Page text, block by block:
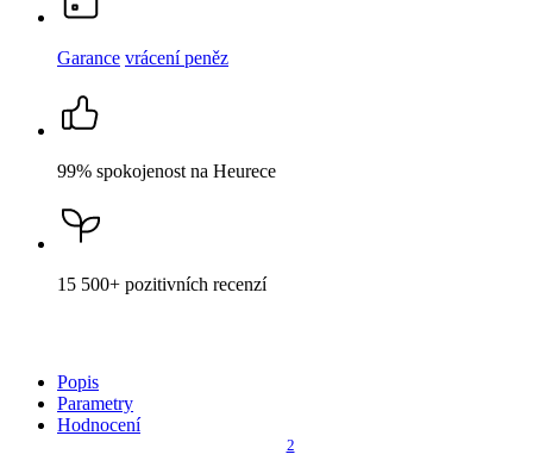
Garance vrácení peněz
99% spokojenost na Heurece
15 500+ pozitivních recenzí
Popis
Parametry
Hodnocení
2